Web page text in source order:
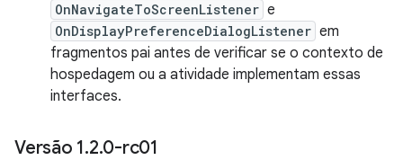
OnNavigateToScreenListener e
OnDisplayPreferenceDialogListener em
fragmentos pai antes de verificar se o contexto de
hospedagem ou a atividade implementam essas
interfaces.
Versão 1.2.0-rc01